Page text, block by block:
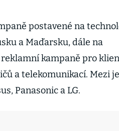
postavené na
a Maďarsku, dále na
kampaně pro
a telekomunikací. Mezi
Panasonic a LG.